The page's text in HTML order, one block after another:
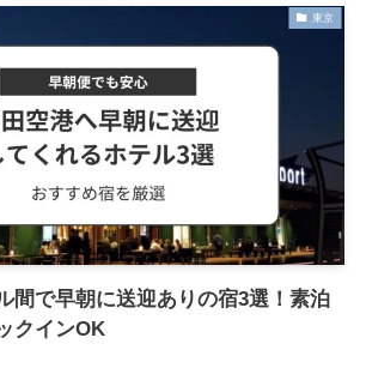
東京
間で早朝に送迎ありの宿3選！素泊
クインOK